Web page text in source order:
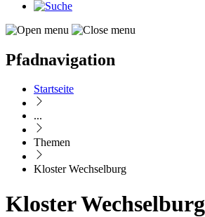
Pfadnavigation
Startseite
...
Themen
Kloster Wechselburg
Kloster Wechselburg